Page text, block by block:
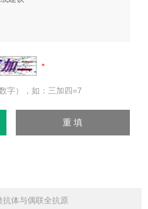
字），如：三加四=7
抗体与偶联全抗原